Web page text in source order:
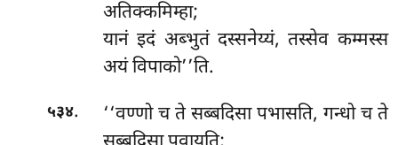
अतिक्कमिम्हा;
यानं इदं अब्भुतं दस्सनेय्यं, तस्सेव कम्मस्स
अयं विपाको’’ति.
५३४.
‘‘वण्णो च ते सब्बदिसा पभासति, गन्धो च ते